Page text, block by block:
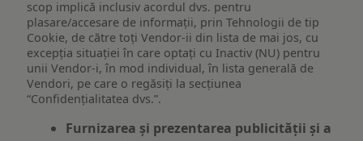
scop implică inclusiv acordul dvs. pentru
plasare/accesare de informații, prin Tehnologii de tip
Cookie, de către toți Vendor-ii din lista de mai jos, cu
excepția situației în care optați cu Inactiv (NU) pentru
unii Vendor-i, în mod individual, în lista generală de
Vendori, pe care o regăsiți la secțiunea
“Confidențialitatea dvs.”.
Furnizarea și prezentarea publicității și a